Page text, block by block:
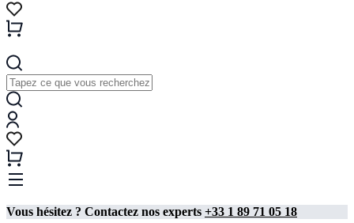
Vous hésitez ? Contactez nos experts +33 1 89 71 05 18